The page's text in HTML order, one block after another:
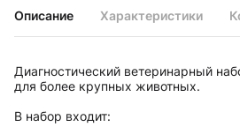
Описание Характеристики
Диагностический ветеринарный
для более крупных животных.
В набор входит: